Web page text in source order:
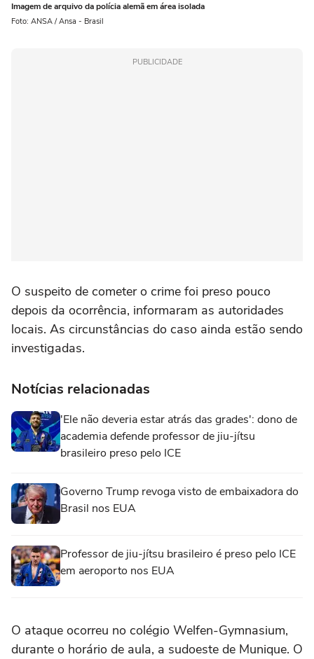
Imagem de arquivo da polícia alemã em área isolada
Foto: ANSA / Ansa - Brasil
PUBLICIDADE
O suspeito de cometer o crime foi preso pouco
depois da ocorrência, informaram as autoridades
locais. As circunstâncias do caso ainda estão sendo
investigadas.
Notícias relacionadas
'Ele não deveria estar atrás das grades': dono de
academia defende professor de jiu-jítsu
brasileiro preso pelo ICE
Governo Trump revoga visto de embaixadora do
Brasil nos EUA
Professor de jiu-jítsu brasileiro é preso pelo ICE
em aeroporto nos EUA
O ataque ocorreu no colégio Welfen-Gymnasium,
durante o horário de aula, a sudoeste de Munique. O